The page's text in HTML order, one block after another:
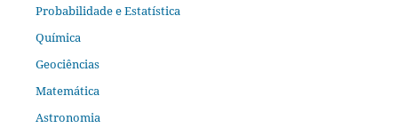
Probabilidade e Estatística
Química
Geociências
Matemática
Astronomia